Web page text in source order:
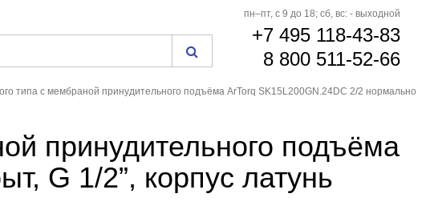
пн–пт, с 9 до 18; сб, вс: - выходной
+7 495 118-43-83
8 800 511-52-66
типа с мембраной принудительного подъёма ArTorq SK15L200GN.24DC 2/2 нормально
принудительного подъёма
G 1/2”, корпус латунь